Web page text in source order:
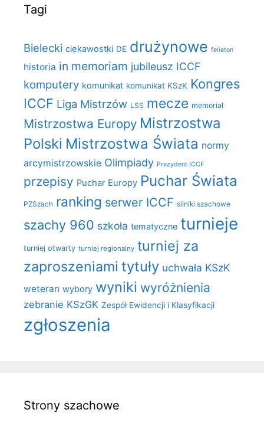
Tagi
Bielecki ciekawostki DE drużynowe felieton
historia in memoriam jubileusz ICCF
komputery komunikat komunikat KSzK Kongres
ICCF Liga Mistrzów LSS mecze memoriał
Mistrzostwa Europy Mistrzostwa
Polski Mistrzostwa Świata normy
arcymistrzowskie Olimpiady Prezydent ICCF
przepisy Puchar Europy Puchar Świata
PZSzach ranking serwer ICCF silniki szachowe
szachy 960 szkoła tematyczne turnieje
turniej otwarty turniej regionalny turniej za
zaproszeniami tytuły uchwała KSzK
weteran wybory wyniki wyróżnienia
zebranie KSzGK Zespół Ewidencji i Klasyfikacji
zgłoszenia
Strony szachowe